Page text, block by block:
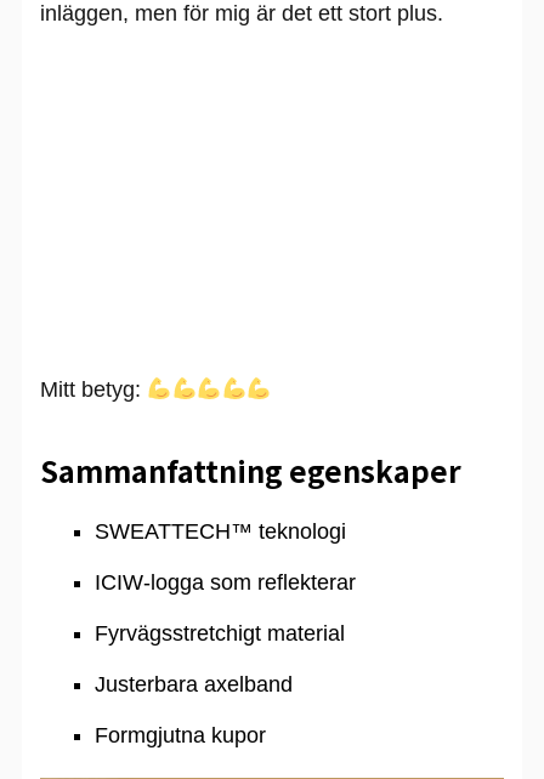
inläggen, men för mig är det ett stort plus.
Mitt betyg:
Sammanfattning egenskaper
SWEATTECH™ teknologi
ICIW-logga som reflekterar
Fyrvägsstretchigt material
Justerbara axelband
Formgjutna kupor